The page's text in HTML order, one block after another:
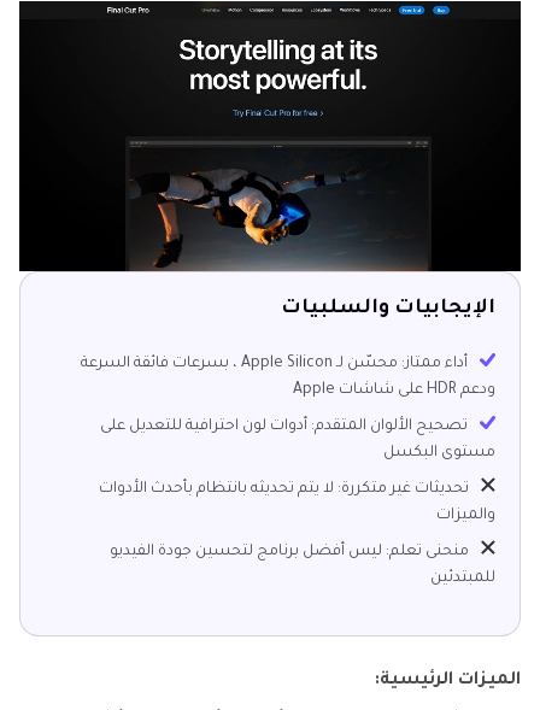
الإيجابيات والسلبيات
أداء ممتاز: محسّن لـ Apple Silicon ، بسرعات فائقة السرعة
ودعم HDR على شاشات Apple
تصحيح الألوان المتقدم: أدوات لون احترافية للتعديل على
مستوى البكسل
تحديثات غير متكررة: لا يتم تحديثه بانتظام بأحدث الأدوات
والميزات
منحنى تعلم: ليس أفضل برنامج لتحسين جودة الفيديو
للمبتدئين
الميزات الرئيسية: